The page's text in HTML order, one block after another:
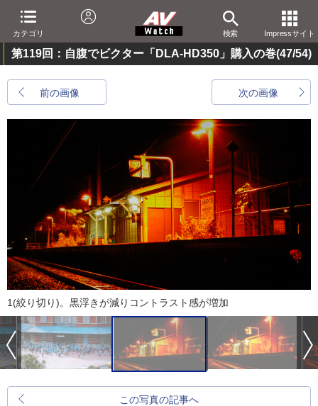
カテゴリ 検索 Impressサイト
第119回：自腹でビクター「DLA-HD350」購入の巻(47/54)
前の画像 次の画像
1(絞り切り)。黒浮きが減りコントラスト感が増加
この写真の記事へ